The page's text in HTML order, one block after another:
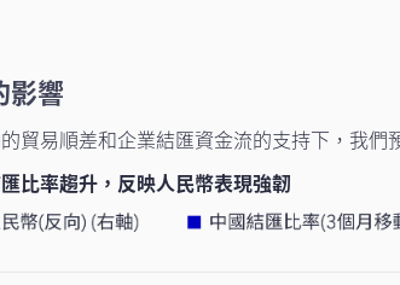
影響
貿易順差和企業結匯資金流的支持下，我們
比率趨升，反映人民幣表現強韌